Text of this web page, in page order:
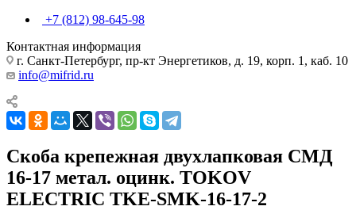
+7 (812) 98-645-98
Контактная информация
г. Санкт-Петербург, пр-кт Энергетиков, д. 19, корп. 1, каб. 10
info@mifrid.ru
Скоба крепежная двухлапковая СМД
16-17 метал. оцинк. TOKOV
ELECTRIC TKE-SMK-16-17-2